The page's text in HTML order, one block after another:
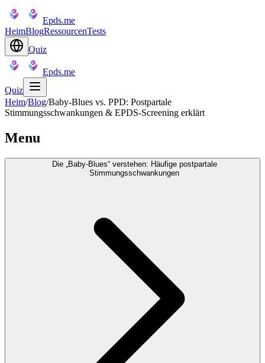
Epds.me
HeimBlogRessourcenTests
Quiz
Epds.me
Quiz
Heim/Blog/Baby-Blues vs. PPD: Postpartale
Stimmungsschwankungen & EPDS-Screening erklärt
Menu
Die „Baby-Blues“ verstehen: Häufige postpartale
Stimmungsschwankungen